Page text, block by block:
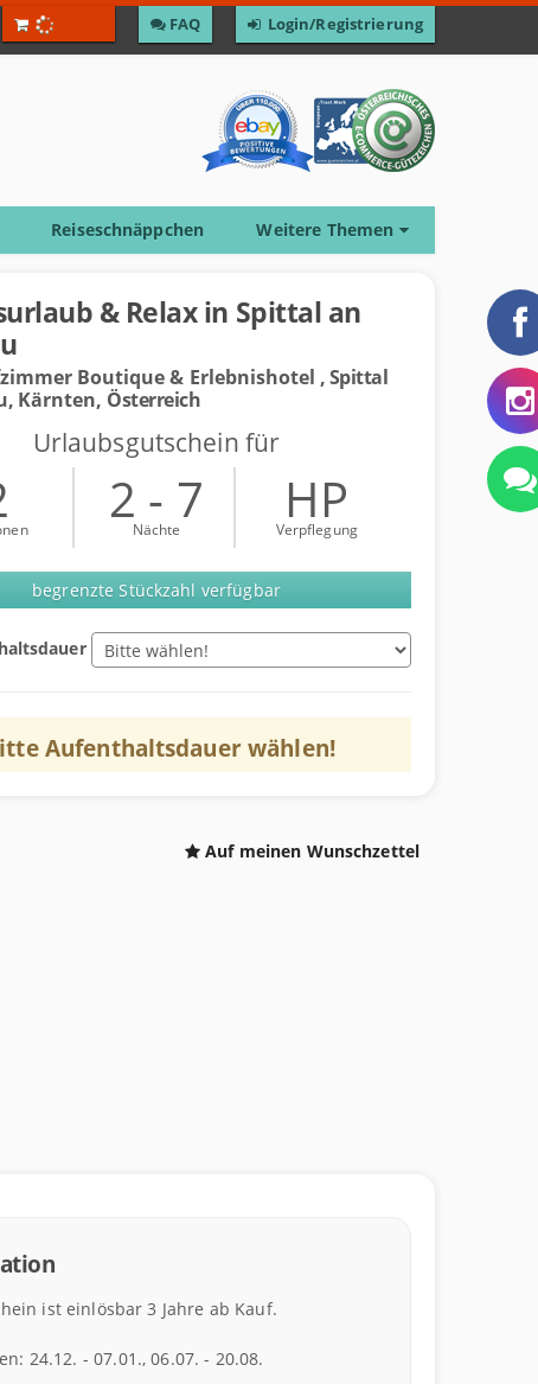
F­A­Q Login/Registrierung
Reiseschnäppchen Weitere Themen
& Relax in Spittal an
Boutique & Erlebnishotel , Spittal
Kärnten, Österreich
Urlaubsgutschein für
2 - 7
Nächte HP
Verpflegung
begrenzte Stückzahl verfügbar
Aufenthaltsdauerwählen!
Auf meinen Wunschzettel
ist einlösbar 3 Jahre ab Kauf.
24.12. - 07.01., 06.07. - 20.08.